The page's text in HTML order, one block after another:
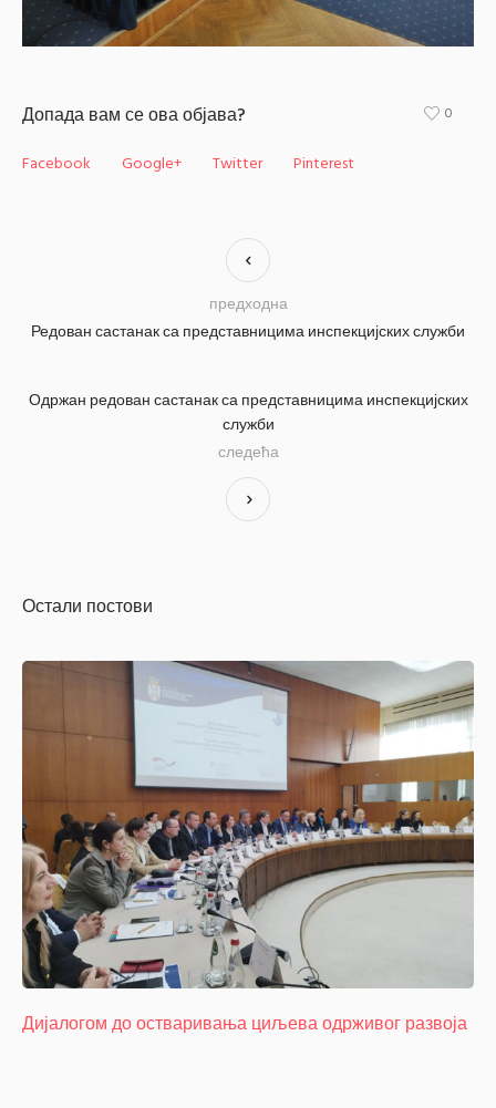
Допада вам се ова објава?
Facebook Google+ Twitter Pinterest
0
Редован састанак са представницима инспекцијских служби
предходна
Одржан редован састанак са представницима инспекцијских
служби
следећа
Остали постови
Дијалогом до остваривања циљева одрживог развоја